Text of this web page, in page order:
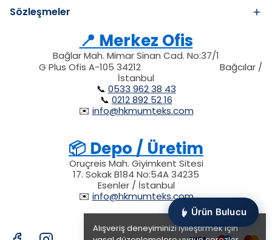
Alışveriş deneyiminizi iyileştirmek için
Ürün Bulucu
Sözleşmeler
📍 Merkez Ofis
Bağlar Mah. Mimar Sinan Cad. No:37/1
G Plus Ofis A-105 34212
Bağcılar /
İstanbul
📞 0533 962 38 43
📞 0212 892 52 16
✉️ info@hkmumteks.com
📦 Depo / Üretim
Oruçreis Mah. Giyimkent Sitesi
17. Sokak B184 No:54A 34235
Esenler / İstanbul
✉️ info@hkmumteks.com